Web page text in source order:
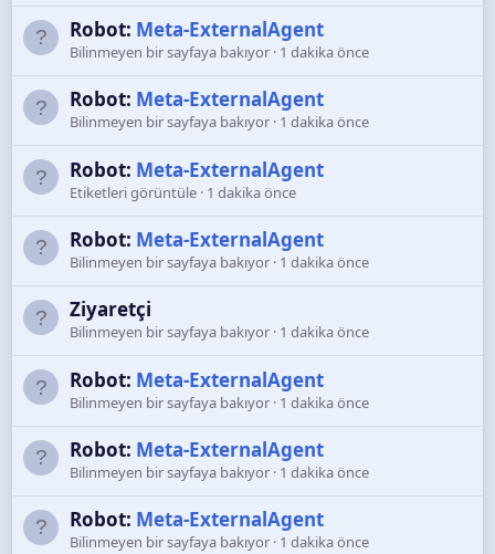
Robot: Meta-ExternalAgent
Bilinmeyen bir sayfaya bakıyor 1 dakika önce
Robot: Meta-ExternalAgent
Bilinmeyen bir sayfaya bakıyor 1 dakika önce
Robot: Meta-ExternalAgent
Etiketleri görüntüle 1 dakika önce
Robot: Meta-ExternalAgent
Bilinmeyen bir sayfaya bakıyor 1 dakika önce
Ziyaretçi
Bilinmeyen bir sayfaya bakıyor 1 dakika önce
Robot: Meta-ExternalAgent
Bilinmeyen bir sayfaya bakıyor 1 dakika önce
Robot: Meta-ExternalAgent
Bilinmeyen bir sayfaya bakıyor 1 dakika önce
Robot: Meta-ExternalAgent
Bilinmeyen bir sayfaya bakıyor 1 dakika önce